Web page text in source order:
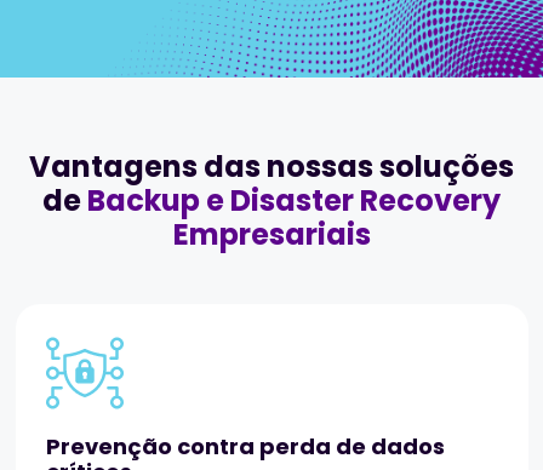
Vantagens das nossas soluções
deBackup e Disaster Recovery
Empresariais
Prevenção contra perda de dados